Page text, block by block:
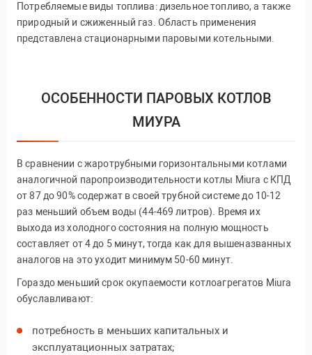
Потребляемые виды топлива: дизельное топливо, а также
природный и сжиженный газ. Область применения
представлена стационарными паровыми котельными.
ОСОБЕННОСТИ ПАРОВЫХ КОТЛОВ
МИУРА
В сравнении с жаротрубными горизонтальными котлами
аналогичной паропроизводительности котлы Miura с КПД
от 87 до 90% содержат в своей трубной системе до 10-12
раз меньший объем воды (44-469 литров). Время их
выхода из холодного состояния на полную мощность
составляет от 4 до 5 минут, тогда как для вышеназванных
аналогов на это уходит минимум 50-60 минут.
Гораздо меньший срок окупаемости котлоагрегатов Miura
обуславливают:
потребность в меньших капитальных и
эксплуатационных затратах;